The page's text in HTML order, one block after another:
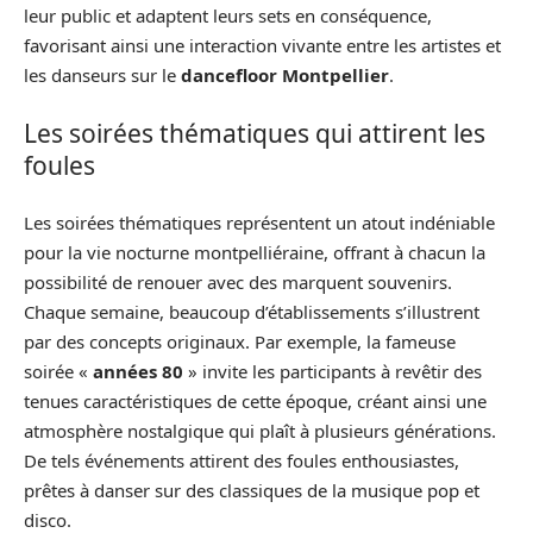
leur public et adaptent leurs sets en conséquence,
favorisant ainsi une interaction vivante entre les artistes et
les danseurs sur le dancefloor Montpellier.
Les soirées thématiques qui attirent les
foules
Les soirées thématiques représentent un atout indéniable
pour la vie nocturne montpelliéraine, offrant à chacun la
possibilité de renouer avec des marquent souvenirs.
Chaque semaine, beaucoup d’établissements s’illustrent
par des concepts originaux. Par exemple, la fameuse
soirée « années 80 » invite les participants à revêtir des
tenues caractéristiques de cette époque, créant ainsi une
atmosphère nostalgique qui plaît à plusieurs générations.
De tels événements attirent des foules enthousiastes,
prêtes à danser sur des classiques de la musique pop et
disco.